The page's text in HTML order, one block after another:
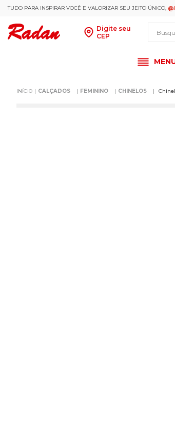
TUDO PARA INSPIRAR VOCÊ E VALORIZAR SEU JEITO ÚNICO,
Digite seu
CEP
CALÇADOS FEMININO CHINELOS